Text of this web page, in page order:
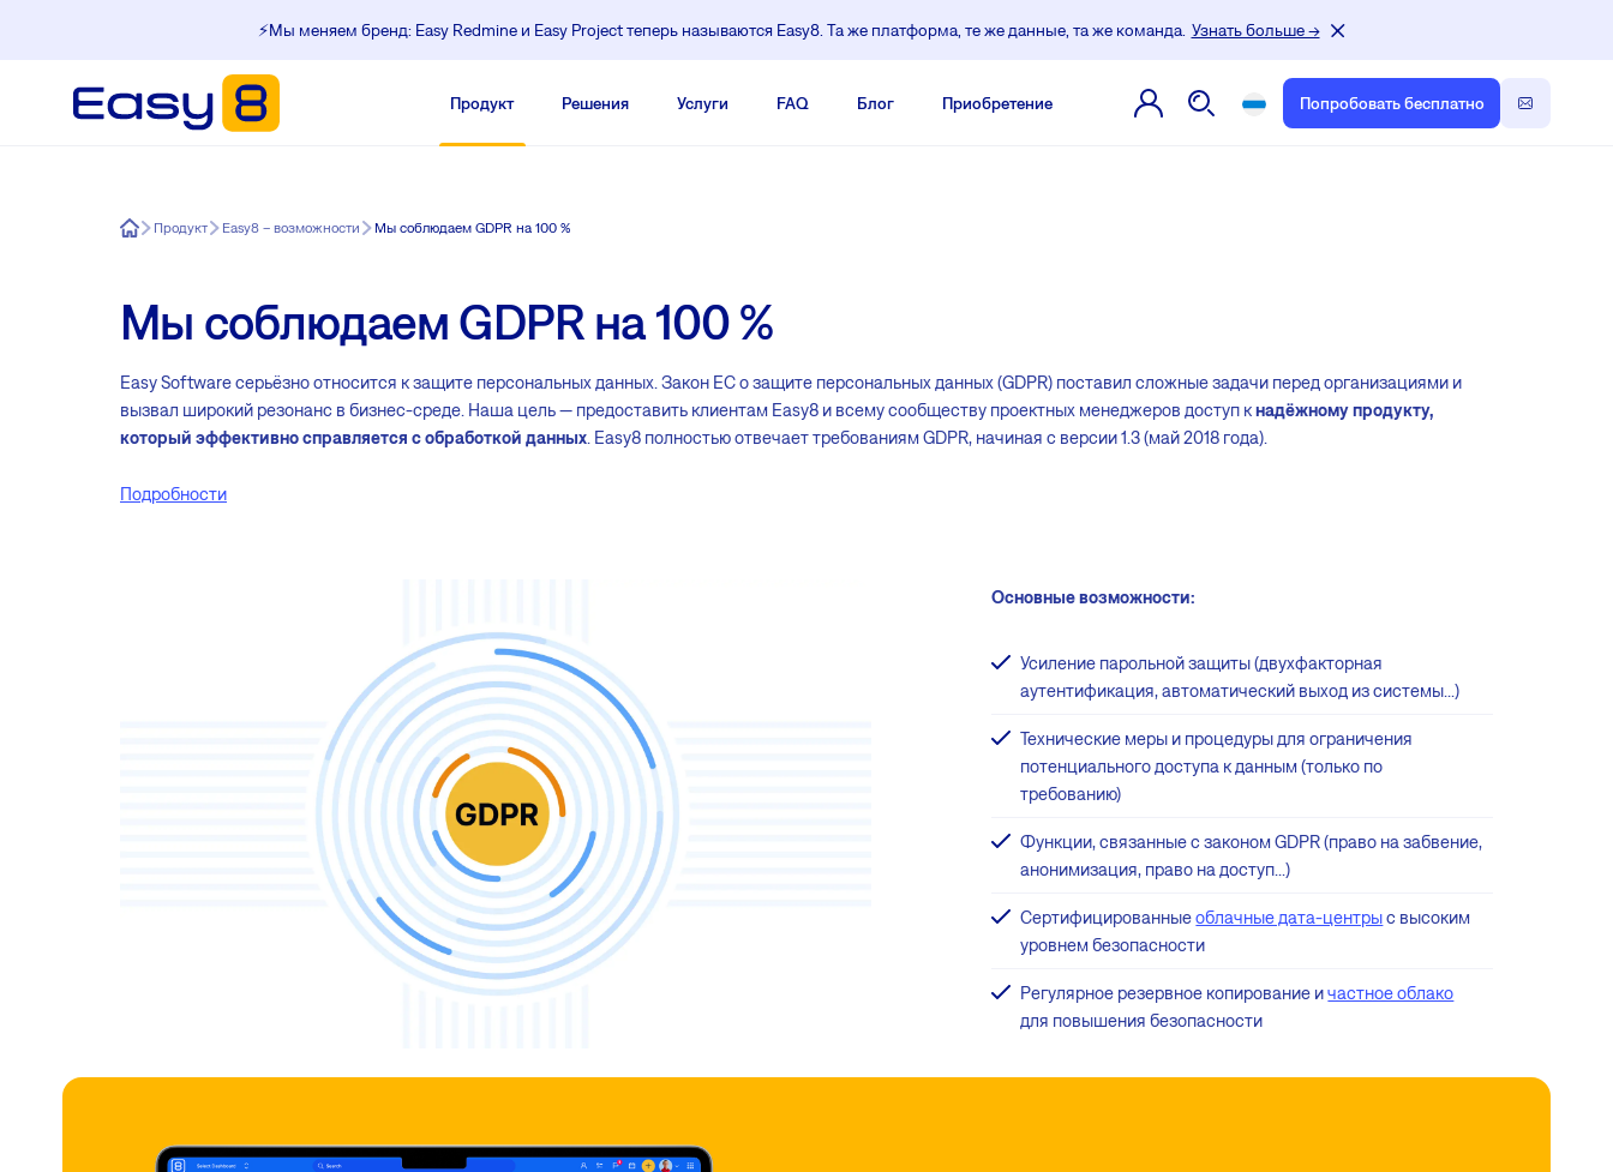
⚡️Мы меняем бренд: Easy Redmine и Easy Project теперь называются Easy8. Та же платформа, те же данные, та же команда. Узнать больше →
Продукт Pешения Услуги FAQ Блог Приобретение Попробовать бесплатно
Easy8Продукт Easy8 – возможности Мы соблюдаем GDPR на 100 %
Мы соблюдаем GDPR на 100 %
Easy Software серьёзно относится к защите персональных данных. Закон ЕС о защите персональных данных (GDPR) поставил сложные задачи перед организациями и
вызвал широкий резонанс в бизнес-среде. Наша цель — предоставить клиентам Easy8 и всему сообществу проектных менеджеров доступ кнадёжному продукту,
который эффективно справляется с обработкой данных. Easy8 полностью отвечает требованиям GDPR, начиная с версии 1.3 (май 2018 года).
Подробности
Основные возможности:
Усиление парольной защиты (двухфакторная
аутентификация, автоматический выход из системы...)
Технические меры и процедуры для ограничения
потенциального доступа к данным (только по
требованию)
Функции, связанные с законом GDPR (право на забвение,
анонимизация, право на доступ...)
Сертифицированныеоблачные дата-центрыс высоким
уровнем безопасности
Регулярное резервное копирование ичастное облако
для повышения безопасности